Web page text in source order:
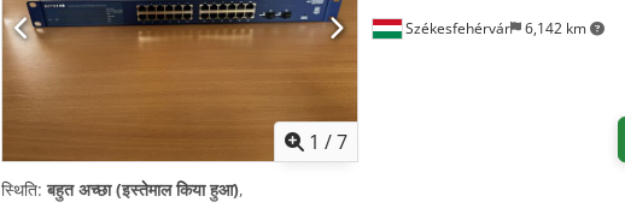
1 /7
Székesfehérvár 6,142 km
स्थिति:बहुत अच्छा (इस्तेमाल किया हुआ),